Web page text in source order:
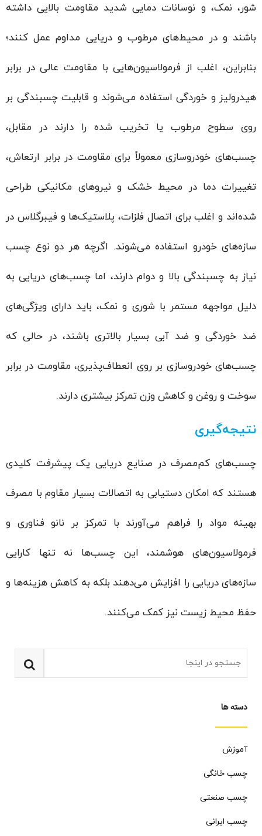
دسته ها
آموزش
چسب خانگی
چسب صنعتی
چسب ایرانی
شور، نمک، و نوسانات دمایی شدید مقاومت بالایی داشته
باشند و در محیط‌های مرطوب و دریایی مداوم عمل کنند؛
بنابراین، اغلب از فرمولاسیون‌هایی با مقاومت عالی در برابر
هیدرولیز و خوردگی استفاده می‌شوند و قابلیت چسبندگی بر
روی سطوح مرطوب یا تخریب شده را دارند در مقابل،
چسب‌های خودروسازی معمولاً برای مقاومت در برابر ارتعاش،
تغییرات دما در محیط خشک و نیروهای مکانیکی طراحی
شده‌اند و اغلب برای اتصال فلزات، پلاستیک‌ها و فیبرگلاس در
سازه‌های خودرو استفاده می‌شوند. اگرچه هر دو نوع چسب
نیاز به چسبندگی بالا و دوام دارند، اما چسب‌های دریایی به
دلیل مواجهه مستمر با شوری و نمک، باید دارای ویژگی‌های
ضد خوردگی و ضد آبی بسیار بالاتری باشند، در حالی که
چسب‌های خودروسازی بر روی انعطاف‌پذیری، مقاومت در برابر
سوخت و روغن و کاهش وزن تمرکز بیشتری دارند.
نتیجه‌گیری
چسب‌های کم‌مصرف در صنایع دریایی یک پیشرفت کلیدی
هستند که امکان دستیابی به اتصالات بسیار مقاوم با مصرف
بهینه مواد را فراهم می‌آورند با تمرکز بر نانو فناوری و
فرمولاسیون‌های هوشمند، این چسب‌ها نه تنها کارایی
سازه‌های دریایی را افزایش می‌دهند بلکه به کاهش هزینه‌ها و
حفظ محیط زیست نیز کمک می‌کنند.